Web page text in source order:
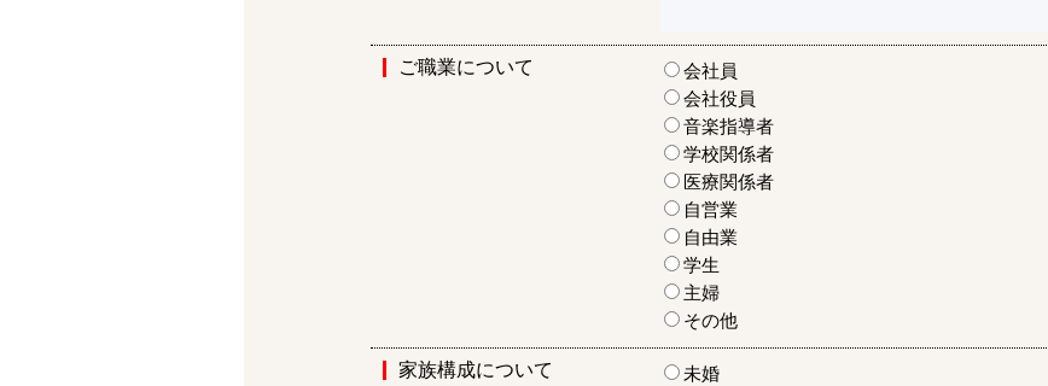
ご職業について
会社員
会社役員
音楽指導者
学校関係者
医療関係者
自営業
自由業
学生
主婦
その他
家族構成について
未婚